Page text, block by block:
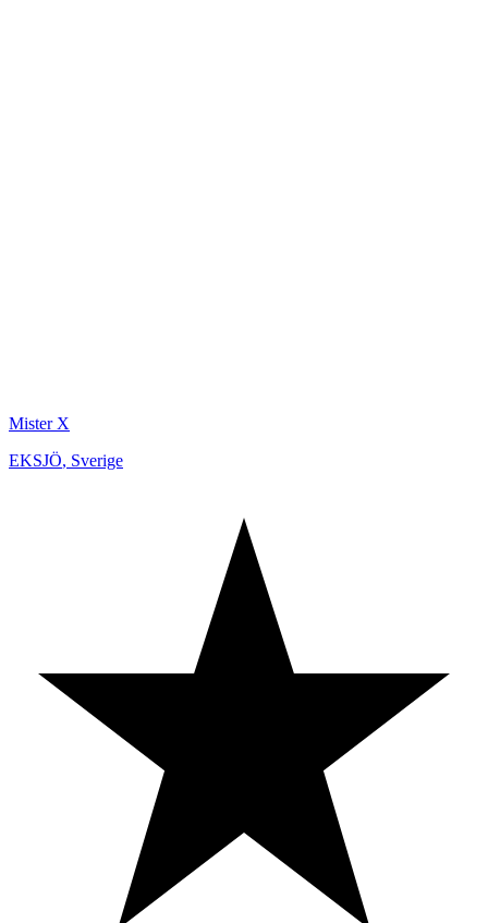
Mister X
EKSJÖ, Sverige